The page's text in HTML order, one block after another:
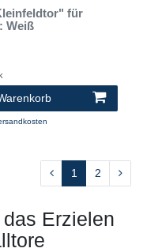
für
Weiß
1 2
Erzielen